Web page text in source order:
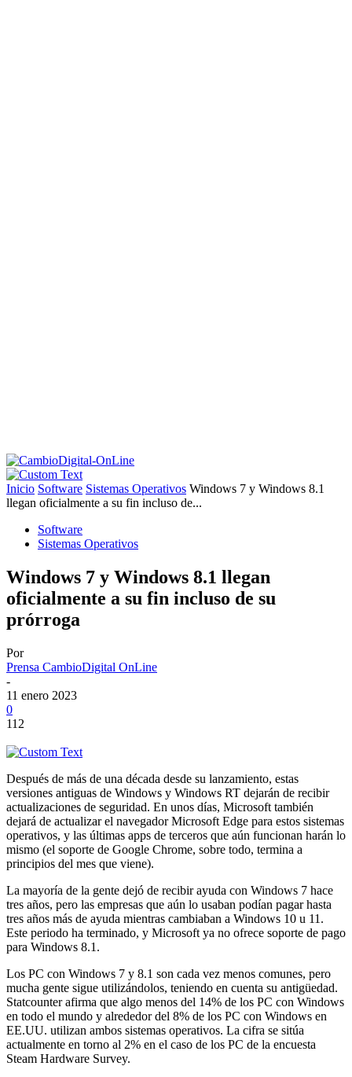
Inicio Software Sistemas Operativos Windows 7 y Windows 8.1
llegan oficialmente a su fin incluso de...
Software
Sistemas Operativos
Windows 7 y Windows 8.1 llegan
oficialmente a su fin incluso de su
prórroga
Por
Prensa CambioDigital OnLine
-
11 enero 2023
0
112
Después de más de una década desde su lanzamiento, estas
versiones antiguas de Windows y Windows RT dejarán de recibir
actualizaciones de seguridad. En unos días, Microsoft también
dejará de actualizar el navegador Microsoft Edge para estos sistemas
operativos, y las últimas apps de terceros que aún funcionan harán lo
mismo (el soporte de Google Chrome, sobre todo, termina a
principios del mes que viene).
La mayoría de la gente dejó de recibir ayuda con Windows 7 hace
tres años, pero las empresas que aún lo usaban podían pagar hasta
tres años más de ayuda mientras cambiaban a Windows 10 u 11.
Este periodo ha terminado, y Microsoft ya no ofrece soporte de pago
para Windows 8.1.
Los PC con Windows 7 y 8.1 son cada vez menos comunes, pero
mucha gente sigue utilizándolos, teniendo en cuenta su antigüedad.
Statcounter afirma que algo menos del 14% de los PC con Windows
en todo el mundo y alrededor del 8% de los PC con Windows en
EE.UU. utilizan ambos sistemas operativos. La cifra se sitúa
actualmente en torno al 2% en el caso de los PC de la encuesta
Steam Hardware Survey.